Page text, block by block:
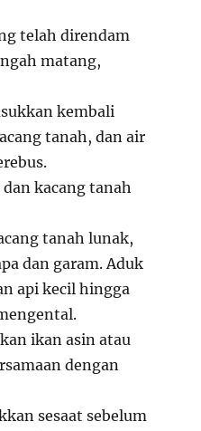
telah direndam
matang,
kembali
tanah, dan air
kacang tanah
tanah lunak,
dan garam. Aduk
api kecil hingga
ikan asin atau
dengan
sesaat sebelum